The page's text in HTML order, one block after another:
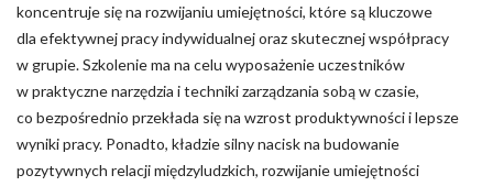
koncentruje się na rozwijaniu umiejętności, które są kluczowe
dla efektywnej pracy indywidualnej oraz skutecznej współpracy
w grupie. Szkolenie ma na celu wyposażenie uczestników
w praktyczne narzędzia i techniki zarządzania sobą w czasie,
co bezpośrednio przekłada się na wzrost produktywności i lepsze
wyniki pracy. Ponadto, kładzie silny nacisk na budowanie
pozytywnych relacji międzyludzkich, rozwijanie umiejętności